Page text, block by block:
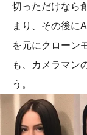
切っただけなら
まり、その後に
を元にクローン
も、カメラマン
う。